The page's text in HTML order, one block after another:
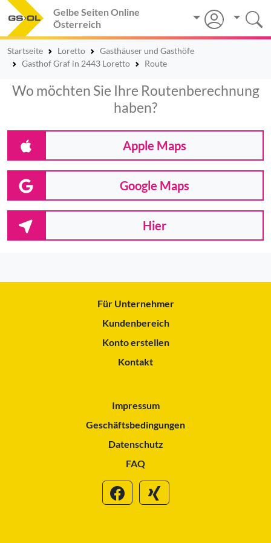
Gelbe Seiten Online
Österreich
Startseite Loretto
Gasthäuser und Gasthöfe
Gasthof Graf in 2443 Loretto
Route
Wo möchten Sie Ihre Routenberechnung
haben?
Apple Maps
Google Maps
Hier
Für Unternehmer
Kundenbereich
Konto erstellen
Kontakt
Impressum
Geschäftsbedingungen
Datenschutz
FAQ